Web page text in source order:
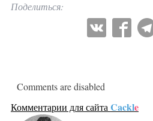
Поделиться:
Comments are disabled
Комментарии для сайтаCackle